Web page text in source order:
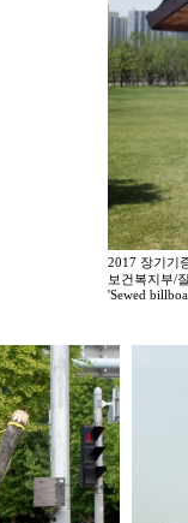
2017 장기기
보건복지부/
'Sewed